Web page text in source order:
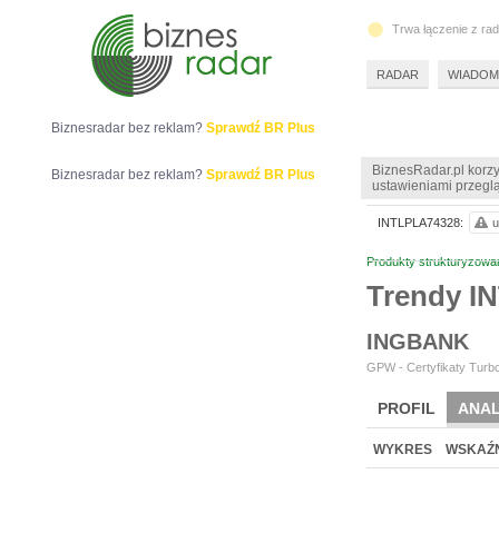
BiznesRadar.pl
ustawieniami
Produkty
Trendy
INGBANK
GPW - Certyfikaty
PROFIL
WYKRES
INTLPLA74328:
Biznesradar bez reklam? Sprawdź BR Plus
Biznesradar bez reklam? Sprawdź BR Plus
Trwa łączenie z
RADAR